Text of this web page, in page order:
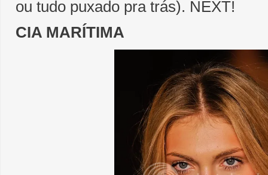
ou tudo puxado pra trás). NEXT!
CIA MARÍTIMA